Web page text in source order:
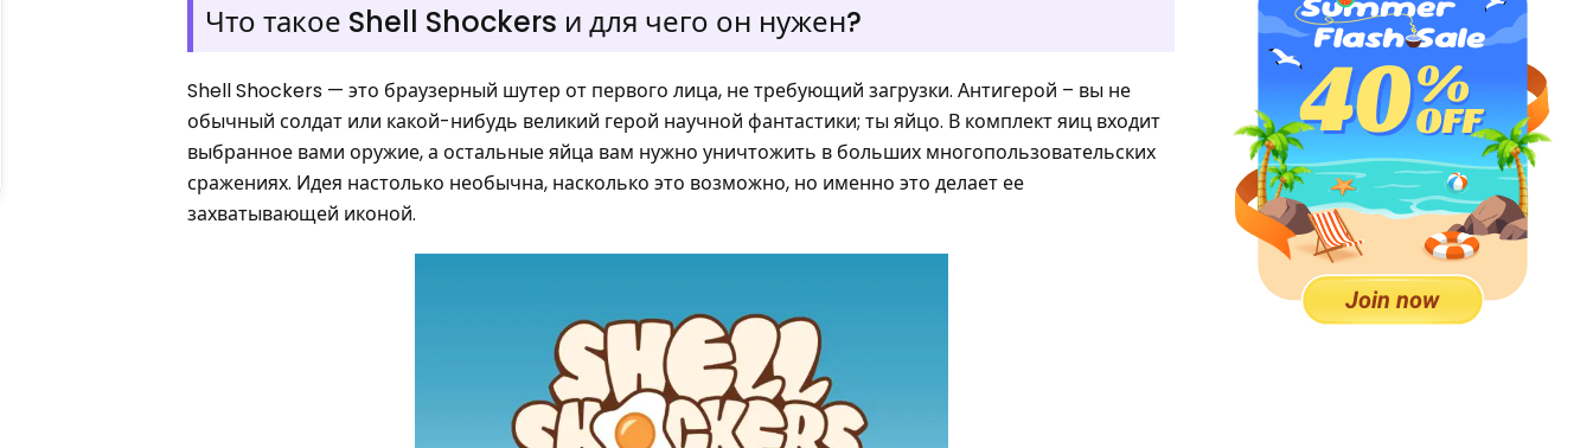
Что такое Shell Shockers и для чего он нужен?
Shell Shockers — это браузерный шутер от первого лица, не требующий загрузки. Антигерой – вы не
обычный солдат или какой-нибудь великий герой научной фантастики; ты яйцо. В комплект яиц входит
выбранное вами оружие, а остальные яйца вам нужно уничтожить в больших многопользовательских
сражениях. Идея настолько необычна, насколько это возможно, но именно это делает ее
захватывающей иконой.